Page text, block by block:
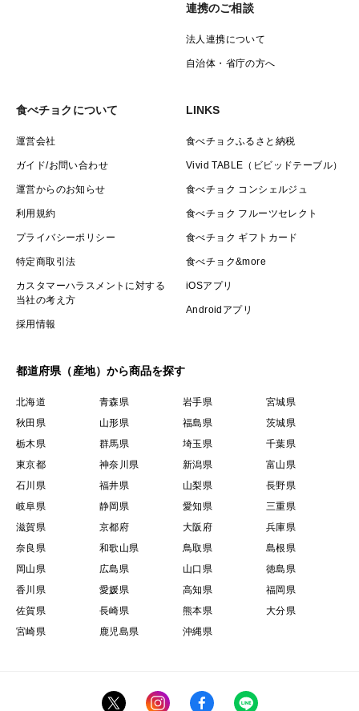
連携のご相談
法人連携について
自治体・省庁の方へ
食べチョクについて
運営会社
ガイド/お問い合わせ
運営からのお知らせ
利用規約
プライバシーポリシー
特定商取引法
カスタマーハラスメントに対する
当社の考え方
採用情報
LINKS
食べチョクふるさと納税
Vivid TABLE（ビビッドテーブル）
食べチョク コンシェルジュ
食べチョク フルーツセレクト
食べチョク ギフトカード
食べチョク&more
iOSアプリ
Androidアプリ
都道府県（産地）から商品を探す
北海道 青森県 岩手県
宮城県
秋田県
山形県 福島県
茨城県
栃木県
群馬県 埼玉県
千葉県
東京都
神奈川県 新潟県
富山県
石川県
福井県 山梨県
長野県
岐阜県
静岡県 愛知県
三重県
滋賀県
京都府 大阪府
兵庫県
奈良県
和歌山県 鳥取県
島根県
岡山県
広島県 山口県
徳島県
香川県
愛媛県 高知県
福岡県
佐賀県
長崎県 熊本県
大分県
宮崎県
鹿児島県 沖縄県